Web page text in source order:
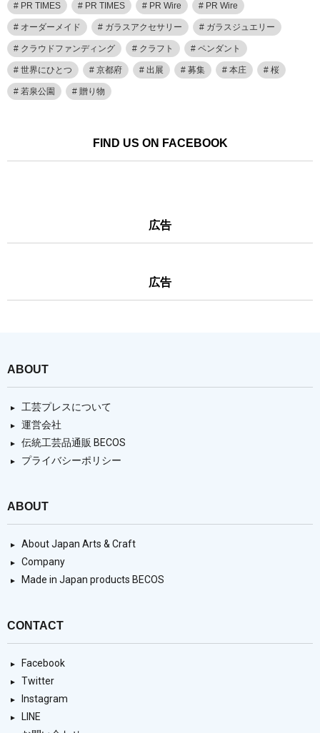
PR TIMES PR TIMES PR Wire PR Wire
オーダーメイド ガラスアクセサリー ガラスジュエリー
クラウドファンディング クラフト ペンダント
世界にひとつ 京都府 出展 募集 本庄 桜
若泉公園 贈り物
FIND US ON FACEBOOK
広告
広告
ABOUT
工芸プレスについて
運営会社
伝統工芸品通販 BECOS
プライバシーポリシー
ABOUT
About Japan Arts & Craft
Company
Made in Japan products BECOS
CONTACT
Facebook
Twitter
Instagram
LINE